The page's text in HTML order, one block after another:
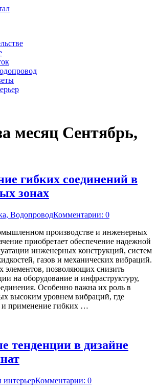
месяц Сентябрь,
гибких соединений в
зонах
ВодопроводКомментарии: 0
производстве и инженерных
приобретает обеспечение надежной
инженерных конструкций, систем
газов и механических вибраций.
позволяющих снизить
на оборудование и инфраструктуру,
Особенно важна их роль в
высоким уровнем вибраций, где
применение гибких …
тенденции в дизайне
интерьерКомментарии: 0